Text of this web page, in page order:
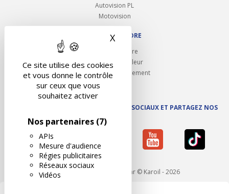
Ce site utilise des cookies
et vous donne le contrôle
sur ceux que vous
souhaitez activer
Nos partenaires (7)
APIs
Mesure d'audience
Régies publicitaires
Réseaux sociaux
Vidéos
X Masquer le bandeau des
Autovision PL
Motovision
NOUS REJOINDRE
Ouvrir un centre
Devenez contrôleur
Carrières et recrutement
SUIVEZ AUTOVISION SUR LES RÉSEAUX SOCIAUX ET PARTAGEZ NOS
ACTUS
Mentions légales - Réalisé par © Karoil - 2026